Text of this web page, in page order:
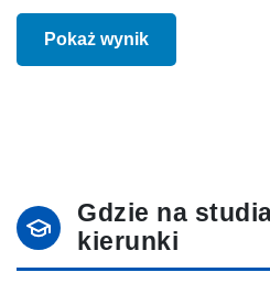
Pokaż wynik
Gdzie na
kierunki